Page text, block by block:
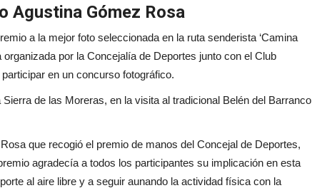
Agustina Gómez Rosa
a la mejor foto seleccionada en la ruta senderista ‘Camina
por la Concejalía de Deportes junto con el Club
en un concurso fotográfico.
de las Moreras, en la visita al tradicional Belén del Barranco
que recogió el premio de manos del Concejal de Deportes,
agradecía a todos los participantes su implicación en esta
al aire libre y a seguir aunando la actividad física con la